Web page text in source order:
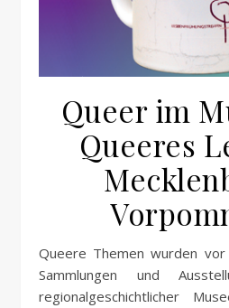
Queer im
Queeres
Queere Themen wurden vor Projektbeginn in den
Sammlungen und
regionalgeschichtlicher